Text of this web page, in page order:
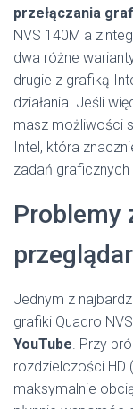
przełączania
NVS 140M a
dwa różne
drugie z grafiką
działania. Jeśli
masz możliwości
Intel, która
zadań graficznych
Problemy
Jednym z
grafiki Quadro
YouTube . Przy
rozdzielczości HD
maksymalnie